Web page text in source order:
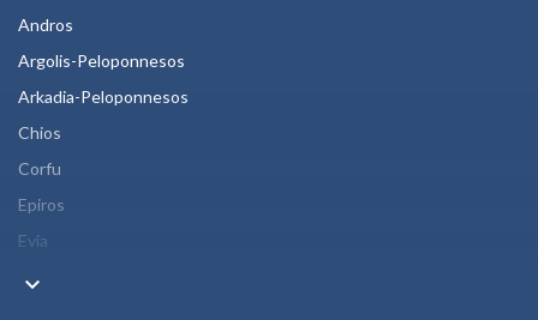
Andros
Argolis-Peloponnesos
Arkadia-Peloponnesos
Chios
Corfu
Epiros
Evia
keyboard_arrow_down